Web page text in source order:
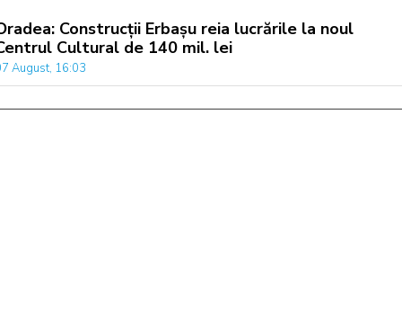
Construcții Erbașu reia lucrările la noul
Cultural de 140 mil. lei
August, 16:03